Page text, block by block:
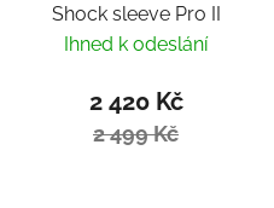
Shock sleeve Pro II
Ihned k odeslání
2 420 Kč
2 499 Kč